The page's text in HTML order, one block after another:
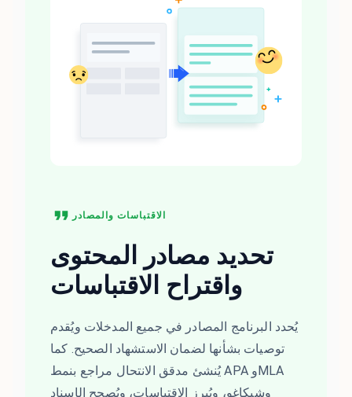
الاقتباسات والمصادر
تحديد مصادر المحتوى
واقتراح الاقتباسات
يُحدد البرنامج المصادر في جميع المدخلات ويُقدم
توصيات بشأنها لضمان الاستشهاد الصحيح. كما
يُنشئ مدقق الانتحال مراجع بنمط APA وMLA
وشيكاغو، ويُبرز الاقتباسات، ويُصحح الإسناد